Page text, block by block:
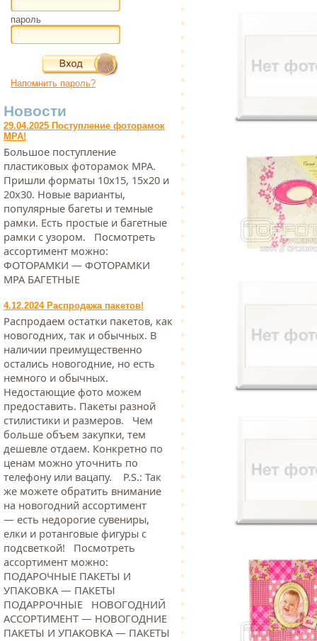
пароль
Напомнить пароль?
Новости
29.04.2025 Поступление фоторамок
МРА!
Большое поступление
пластиковых фоторамок МРА.
Пришли форматы 10х15, 15х20 и
20х30. Новые варианты,
популярные багеты и темные
рамки. Есть простые и багетные
рамки с узором. Посмотреть
ассортимент можно:
ФОТОРАМКИ — ФОТОРАМКИ
МРА БАГЕТНЫЕ
4.12.2024 Распродажа пакетов!
Распродаем остатки пакетов, как
новогодних, так и обычных. В
наличии преимущественно
остались новогодние, но есть
немного и обычных.
Недостающие фото можем
предоставить. Пакеты разной
стилистики и размеров. Чем
больше объем закупки, тем
дешевле отдаем. Конкретно по
ценам можно уточнить по
телефону или вацапу. Р.S.: Так
же можете обратить внимание
на новогодний ассортимент
— есть недорогие сувениры,
елки и ротанговые фигуры с
подсветкой! Посмотреть
ассортимент можно:
ПОДАРОЧНЫЕ ПАКЕТЫ И
УПАКОВКА — ПАКЕТЫ
ПОДАРРОЧНЫЕ НОВОГОДНИЙ
АССОРТИМЕНТ — НОВОГОДНИЕ
ПАКЕТЫ И УПАКОВКА — ПАКЕТЫ